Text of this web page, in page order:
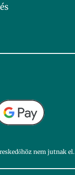
nem jutnak el.